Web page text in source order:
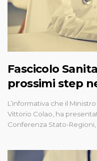
Fascicolo
prossimi step
L’informativa che il
Vittorio Colao, ha
Conferenza Stato-Regioni,